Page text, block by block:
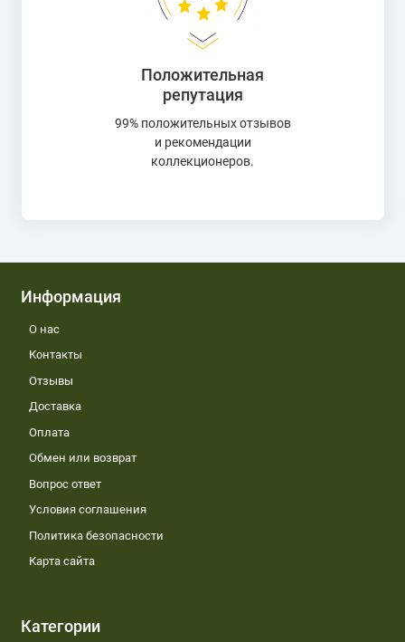
Положительная
репутация
99% положительных отзывов
и рекомендации
коллекционеров.
Информация
О нас
Контакты
Отзывы
Доставка
Оплата
Обмен или возврат
Вопрос ответ
Условия соглашения
Политика безопасности
Карта сайта
Категории